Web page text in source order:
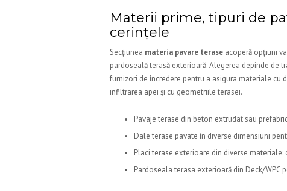
Materii prime, tipuri de
cerințele
Secțiunea materia pavare terase acoperă opțiuni
pardoseală terasă exterioară. Alegerea depinde de
furnizori de încredere pentru a asigura materiale
infiltrarea apei și cu geometriile terasei.
Pavaje terase din beton extrudat sau
Dale terase pavate în diverse dimensiuni
Placi terase exterioare din diverse
Pardoseala terasa exterioară din Deck/WPC